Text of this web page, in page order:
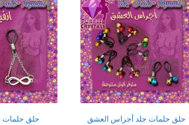
حلق حلمات جلد أجراس العشق حلق حلمات